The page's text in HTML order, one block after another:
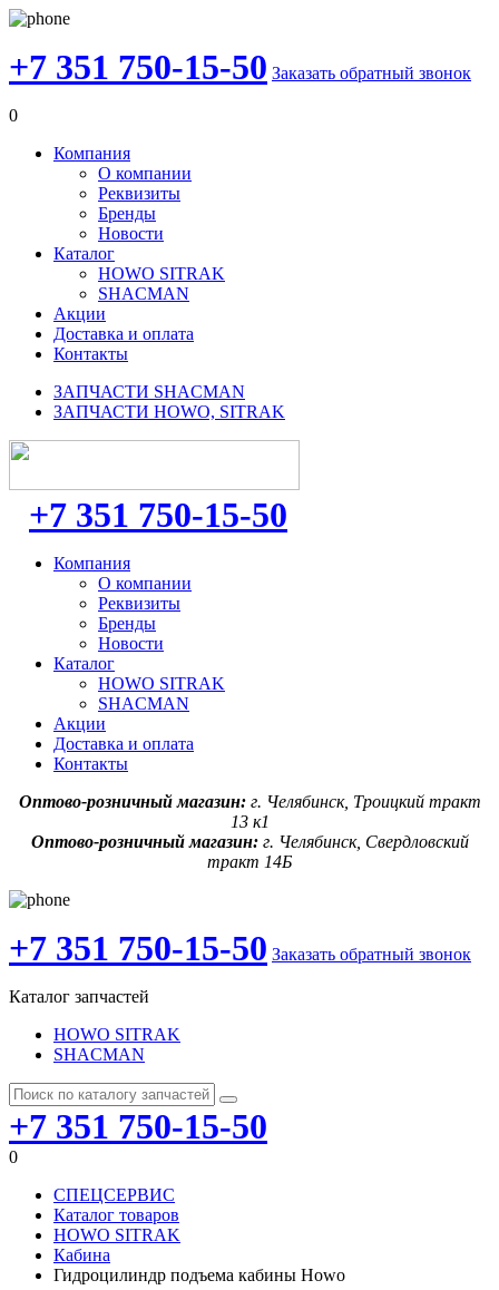
+7 351 750-15-50 Заказать обратный звонок
0
Компания
О компании
Реквизиты
Бренды
Новости
Каталог
HOWO SITRAK
SHACMAN
Акции
Доставка и оплата
Контакты
ЗАПЧАСТИ SHACMAN
ЗАПЧАСТИ HOWO, SITRAK
+7 351 750-15-50
Компания
О компании
Реквизиты
Бренды
Новости
Каталог
HOWO SITRAK
SHACMAN
Акции
Доставка и оплата
Контакты
Оптово-розничный магазин: г. Челябинск, Троицкий тракт
13 к1
Оптово-розничный магазин:г. Челябинск, Свердловский
тракт 14Б
+7 351 750-15-50 Заказать обратный звонок
Каталог запчастей
HOWO SITRAK
SHACMAN
+7 351 750-15-50
0
СПЕЦСЕРВИС
Каталог товаров
HOWO SITRAK
Кабина
Гидроцилиндр подъема кабины Howo